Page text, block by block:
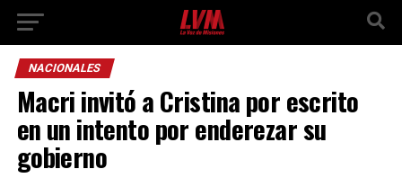
NACIONALES
Macri invitó a Cristina por escrito
en un intento por enderezar su
gobierno